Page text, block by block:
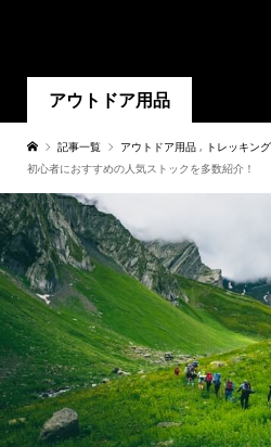
アウトドア用品
記事一覧 アウトドア用品 , トレッキン
初心者におすすめの人気ストックを多数紹介！